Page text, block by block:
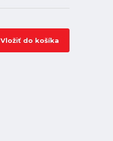
Vložiť do košíka